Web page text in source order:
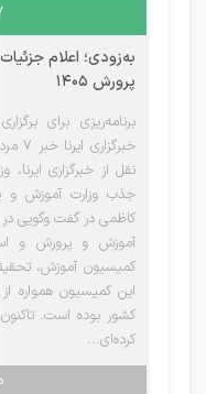
به‌زودی؛ اعلام
پرورش 1405
برنامه‌ریزی برای
نقل از خبرگزاری
کاظمی در گفت وگویی
آموزش و پرورش و
کمیسیون آموزش،
این کمیسیون همواره
کرده‌ای...